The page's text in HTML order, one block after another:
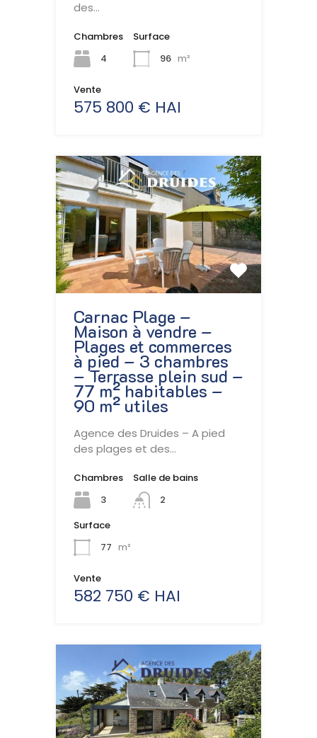
des…
Chambres
4
Surface
96 m²
Vente
575 800 € HAI
Carnac Plage –
Maison à vendre –
Plages et commerces
à pied – 3 chambres
– Terrasse plein sud –
77 m² habitables –
90 m² utiles
Agence des Druides – A pied
des plages et des…
Chambres
3
Salle de bains
2
Surface
77 m²
Vente
582 750 € HAI